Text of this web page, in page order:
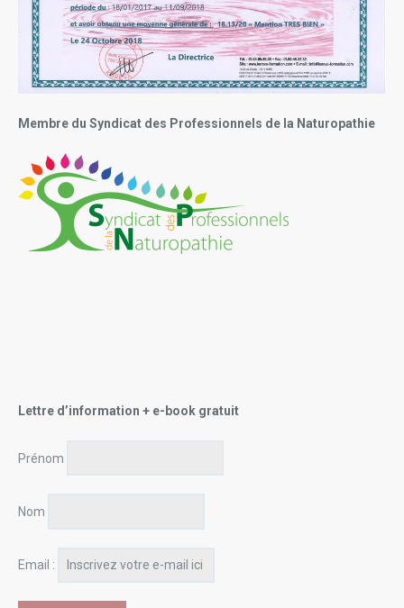
Membre du Syndicat des Professionnels de la Naturopathie
Lettre d’information + e-book gratuit
Prénom
Nom
Email :